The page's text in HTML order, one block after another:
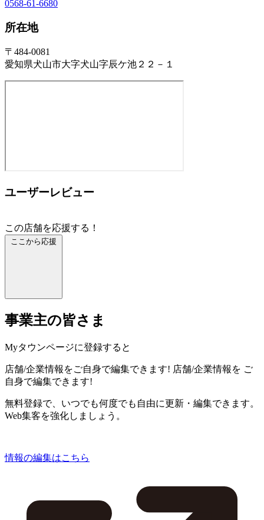
0568-61-6680
所在地
〒484-0081
愛知県犬山市大字犬山字辰ケ池２２－１
ユーザーレビュー
この店舗を応援する！
ここから応援
事業主の皆さま
Myタウンページに登録すると
店舗/企業情報をご自身で編集できます! 店舗/企業情報を ご
自身で編集できます!
無料登録で、いつでも何度でも自由に更新・編集できます。
Web集客を強化しましょう。
情報の編集はこちら